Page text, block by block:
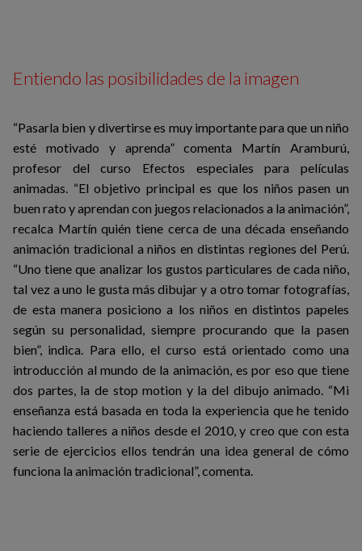
Entiendo las posibilidades de la imagen
“Pasarla bien y divertirse es muy importante para que un niño
esté motivado y aprenda” comenta Martín Aramburú,
profesor del curso Efectos especiales para películas
animadas. “El objetivo principal es que los niños pasen un
buen rato y aprendan con juegos relacionados a la animación”,
recalca Martín quién tiene cerca de una década enseñando
animación tradicional a niños en distintas regiones del Perú.
“Uno tiene que analizar los gustos particulares de cada niño,
tal vez a uno le gusta más dibujar y a otro tomar fotografías,
de esta manera posiciono a los niños en distintos papeles
según su personalidad, siempre procurando que la pasen
bien”, indica. Para ello, el curso está orientado como una
introducción al mundo de la animación, es por eso que tiene
dos partes, la de stop motion y la del dibujo animado. “Mi
enseñanza está basada en toda la experiencia que he tenido
haciendo talleres a niños desde el 2010, y creo que con esta
serie de ejercicios ellos tendrán una idea general de cómo
funciona la animación tradicional”, comenta.